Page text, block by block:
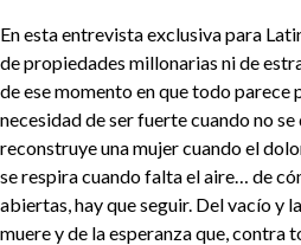
En esta entrevista exclusiva para
de propiedades millonarias ni de
de ese momento en que todo parece
necesidad de ser fuerte cuando no
reconstruye una mujer cuando el
se respira cuando falta el aire… de
abiertas, hay que seguir. Del vacío y
muere y de la esperanza que, contra